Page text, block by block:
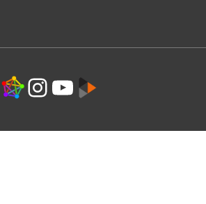
LinkInstagram
YouTube
Link